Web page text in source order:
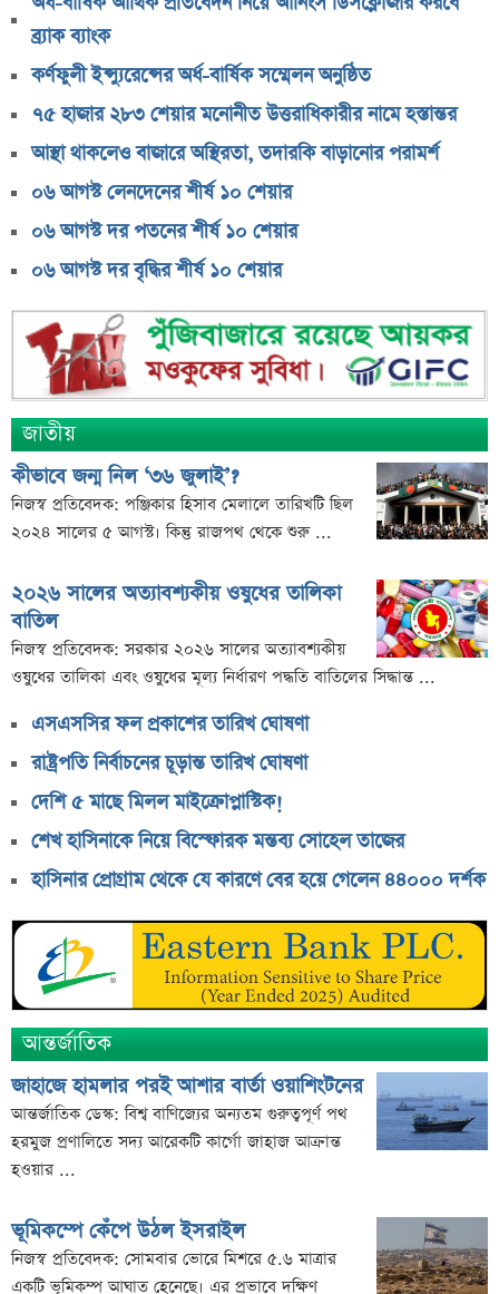
শেয়ারবাজার ঊর্ধ্বমুখী. তারপরও উধাও ২৩ হাজার বিও হিসাব
তারেক রহমানকে উদ্দেশ করে ফেসবুকে রহস্যময় প্রশ্ন
এসএসসি ফল নিয়ে বড় সিদ্ধান্ত আসছে বৃহস্পতিবার
কীভাবে জন্ম নিল ‘৩৬ জুলাই’?
এক পোস্টেই চমকে দিলেন ময়ূখ রঞ্জন ঘোষ
‘ভুয়া’ স্লোগানের জবাবে যা বললেন রাশেদ খান
শেখ হাসিনাকে উদ্দেশ করে যা বললেন রাষ্ট্রপতি
অভিনেতা
দুবাইয়ে মাত্র ২০ মিনিটে ৭ বিস্ফোরণ
জাকারবার্গকে ৩ দিনের আলটিমেটাম ভারতের
সরকারি ওয়েবসাইটে ‘Error 503’, কারণ জানালেন
উপদেষ্টা
ব্যাংক কর্মকর্তার অভিযোগে তোলপাড়, অব্যাহতি এনসিপি
নেতার
মন্ত্রণালয়
জাতির উদ্দেশে যা বললেন ড. ইউনূস
আগামী ৪ দিনের আবহাওয়া নিয়ে বড় সতর্কবার্তা
লোকসান থেকে মুনাফায় ফিরেছে তালিকাভুক্ত একটি ব্যাংক
ধারাবাহিক লোকসানে ৫ ব্যাংক
মুনাফা থেকে লোকসানে ৩ ব্যাংক
দ্বিতীয় প্রান্তিকে আয় কমেছে ৫ ব্যাংকের
দ্বিতীয় প্রান্তিকে ১৭ ব্যাংকের চমক
জুলাই স্মৃতি জাদুঘর উদ্বোধন করলেন প্রধানমন্ত্রী
ডাবরের একাধিক পণ্য হঠাৎ বিক্রি বন্ধ, কারণ জানলে অবাক
হবেন
একটি সেটিং বদলালেই রেকর্ড হতে পারে হোয়াটসঅ্যাপ কল!
মন্ত্রীসভায় বাদ পড়তে পারেন যেসব মন্ত্রী-প্রতিমন্ত্রী
ব্র্যাক ব্যাংক
কর্ণফুলী ইন্স্যুরেন্সের অর্ধ-বার্ষিক সম্মেলন অনুষ্ঠিত
৭৫ হাজার ২৮৩ শেয়ার মনোনীত উত্তরাধিকারীর নামে হস্তান্তর
আস্থা থাকলেও বাজারে অস্থিরতা, তদারকি বাড়ানোর পরামর্শ
০৬ আগস্ট লেনদেনের শীর্ষ ১০ শেয়ার
০৬ আগস্ট দর পতনের শীর্ষ ১০ শেয়ার
০৬ আগস্ট দর বৃদ্ধির শীর্ষ ১০ শেয়ার
জাতীয়
কীভাবে জন্ম নিল ‘৩৬ জুলাই’?
নিজস্ব প্রতিবেদক: পঞ্জিকার হিসাব মেলালে তারিখটি ছিল
২০২৪ সালের ৫ আগস্ট। কিন্তু রাজপথ থেকে শুরু ...
২০২৬ সালের অত্যাবশ্যকীয় ওষুধের তালিকা
বাতিল
নিজস্ব প্রতিবেদক: সরকার ২০২৬ সালের অত্যাবশ্যকীয়
ওষুধের তালিকা এবং ওষুধের মূল্য নির্ধারণ পদ্ধতি বাতিলের সিদ্ধান্ত ...
এসএসসির ফল প্রকাশের তারিখ ঘোষণা
রাষ্ট্রপতি নির্বাচনের চূড়ান্ত তারিখ ঘোষণা
দেশি ৫ মাছে মিলল মাইক্রোপ্লাস্টিক!
শেখ হাসিনাকে নিয়ে বিস্ফোরক মন্তব্য সোহেল তাজের
হাসিনার প্রোগ্রাম থেকে যে কারণে বের হয়ে গেলেন ৪৪০০০ দর্শক
আন্তর্জাতিক
জাহাজে হামলার পরই আশার বার্তা ওয়াশিংটনের
আন্তর্জাতিক ডেস্ক: বিশ্ব বাণিজ্যের অন্যতম গুরুত্বপূর্ণ পথ
হরমুজ প্রণালিতে সদ্য আরেকটি কার্গো জাহাজ আক্রান্ত
হওয়ার ...
ভূমিকম্পে কেঁপে উঠল ইসরাইল
নিজস্ব প্রতিবেদক: সোমবার ভোরে মিশরে ৫.৬ মাত্রার
একটি ভূমিকম্প আঘাত হেনেছে। এর প্রভাবে দক্ষিণ